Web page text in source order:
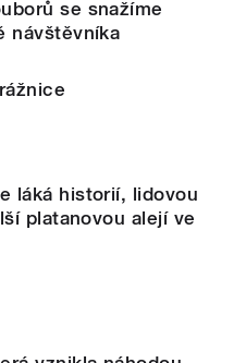
se snažíme
návštěvníka
láká historií, lidovou
platanovou alejí ve